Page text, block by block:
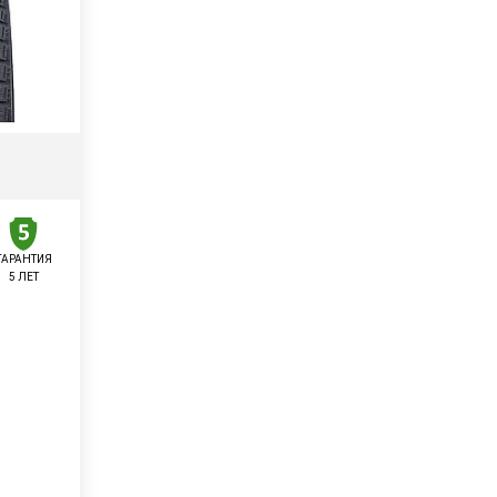
5 ЛЕТ